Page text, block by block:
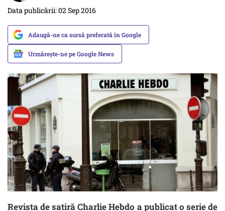
Data publicării: 02 Sep 2016
Adaugă-ne ca sursă preferată în Google
Urmărește-ne pe Google News
Revista de satiră Charlie Hebdo a publicat o serie de